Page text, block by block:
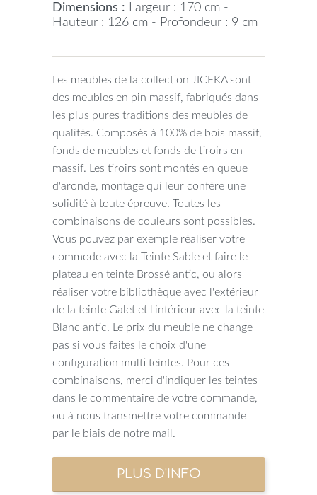
Dimensions : Largeur : 170 cm -
Hauteur : 126 cm - Profondeur : 9 cm
Les meubles de la collection JICEKA sont
des meubles en pin massif, fabriqués dans
les plus pures traditions des meubles de
qualités. Composés à 100% de bois massif,
fonds de meubles et fonds de tiroirs en
massif. Les tiroirs sont montés en queue
d'aronde, montage qui leur confère une
solidité à toute épreuve. Toutes les
combinaisons de couleurs sont possibles.
Vous pouvez par exemple réaliser votre
commode avec la Teinte Sable et faire le
plateau en teinte Brossé antic, ou alors
réaliser votre bibliothèque avec l'extérieur
de la teinte Galet et l'intérieur avec la teinte
Blanc antic. Le prix du meuble ne change
pas si vous faites le choix d'une
configuration multi teintes. Pour ces
combinaisons, merci d'indiquer les teintes
dans le commentaire de votre commande,
ou à nous transmettre votre commande
par le biais de notre mail.